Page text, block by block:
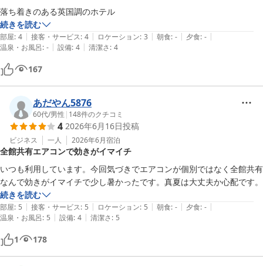
落ち着きのある英国調のホテル
続きを読む
部屋: 4 | 接客・サービス: 4 | ロケーション: 3 | 朝食: - | 夕食: - |
温泉・お風呂: - | 設備: 4 | 清潔さ: 4
167
あだやん5876
60代/男性 | 148件のクチコミ
4 2026年6月16日投稿
ビジネス 一人 2026年6月宿泊
全館共有エアコンで効きがイマイチ
いつも利用しています。今回気づきでエアコンが個別ではなく全館共有
なんで効きがイマイチで少し暑かったです。真夏は大丈夫か心配です。
続きを読む
部屋: 5 | 接客・サービス: 5 | ロケーション: 5 | 朝食: - | 夕食: - |
温泉・お風呂: 5 | 設備: 4 | 清潔さ: 5
1 178